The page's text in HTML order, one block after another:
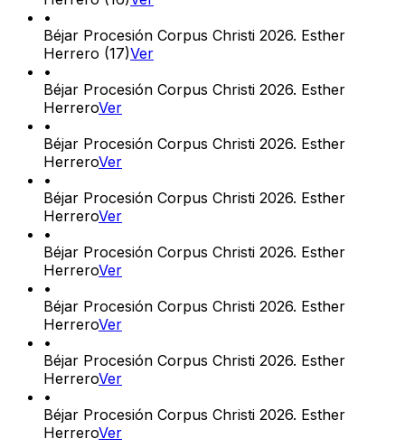
•
Béjar Procesión Corpus Christi 2026. Esther
Herrero (17)Ver
•
Béjar Procesión Corpus Christi 2026. Esther
HerreroVer
•
Béjar Procesión Corpus Christi 2026. Esther
HerreroVer
•
Béjar Procesión Corpus Christi 2026. Esther
HerreroVer
•
Béjar Procesión Corpus Christi 2026. Esther
HerreroVer
•
Béjar Procesión Corpus Christi 2026. Esther
HerreroVer
•
Béjar Procesión Corpus Christi 2026. Esther
HerreroVer
•
Béjar Procesión Corpus Christi 2026. Esther
HerreroVer